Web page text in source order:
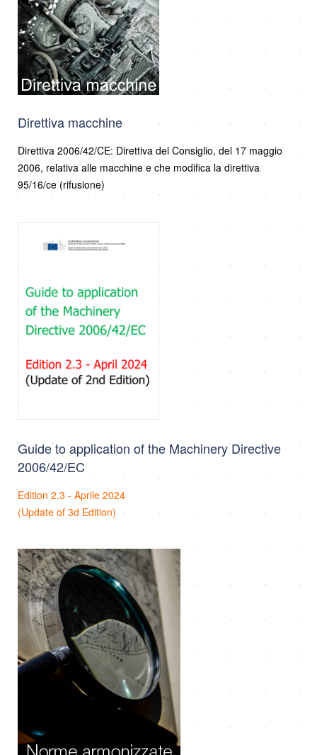
Direttiva macchine
Direttiva 2006/42/CE: Direttiva del Consiglio, del 17 maggio
2006, relativa alle macchine e che modifica la direttiva
95/16/ce (rifusione)
Guide to application of the Machinery Directive
2006/42/EC
Edition 2.3 - Aprile 2024
(Update of 3d Edition)